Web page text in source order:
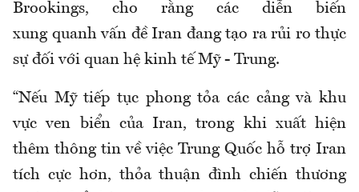
Brookings, cho rằng các diễn biến
xung quanh vấn đề Iran đang tạo ra rủi ro thực
sự đối với quan hệ kinh tế Mỹ - Trung.
“Nếu Mỹ tiếp tục phong tỏa các cảng và khu
vực ven biển của Iran, trong khi xuất hiện
thêm thông tin về việc Trung Quốc hỗ trợ Iran
tích cực hơn, thỏa thuận đình chiến thương